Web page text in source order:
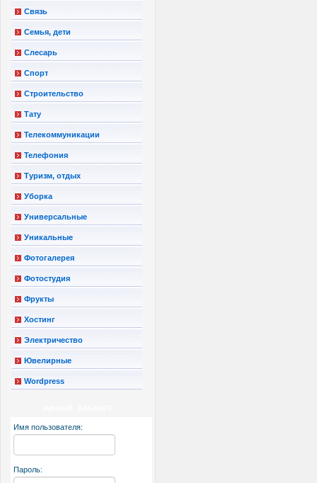
Связь
Семья, дети
Слесарь
Спорт
Строительство
Тату
Телекоммуникации
Телефония
Туризм, отдых
Уборка
Универсальные
Уникальные
Фотогалерея
Фотостудия
Фрукты
Хостинг
Электричество
Ювелирные
Wordpress
Имя пользователя:
Пароль: